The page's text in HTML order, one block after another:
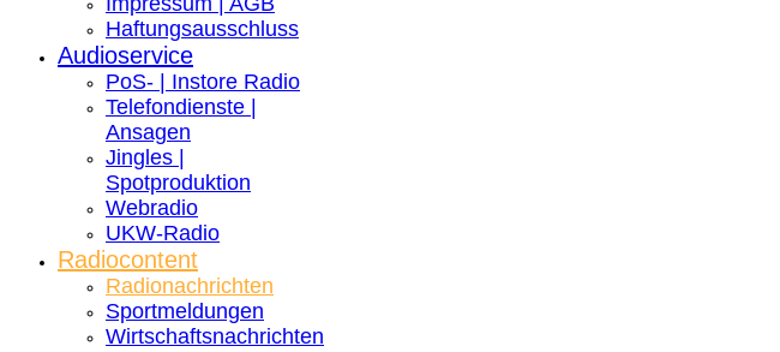
Haftungsausschluss
Audioservice
PoS- | Instore Radio
Telefondienste |
Ansagen
Jingles |
Spotproduktion
Webradio
UKW-Radio
Radiocontent
Radionachrichten
Sportmeldungen
Wirtschaftsnachrichten